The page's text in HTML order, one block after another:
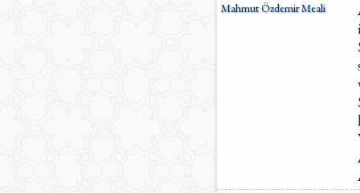
Mahmut Özdemir Meali